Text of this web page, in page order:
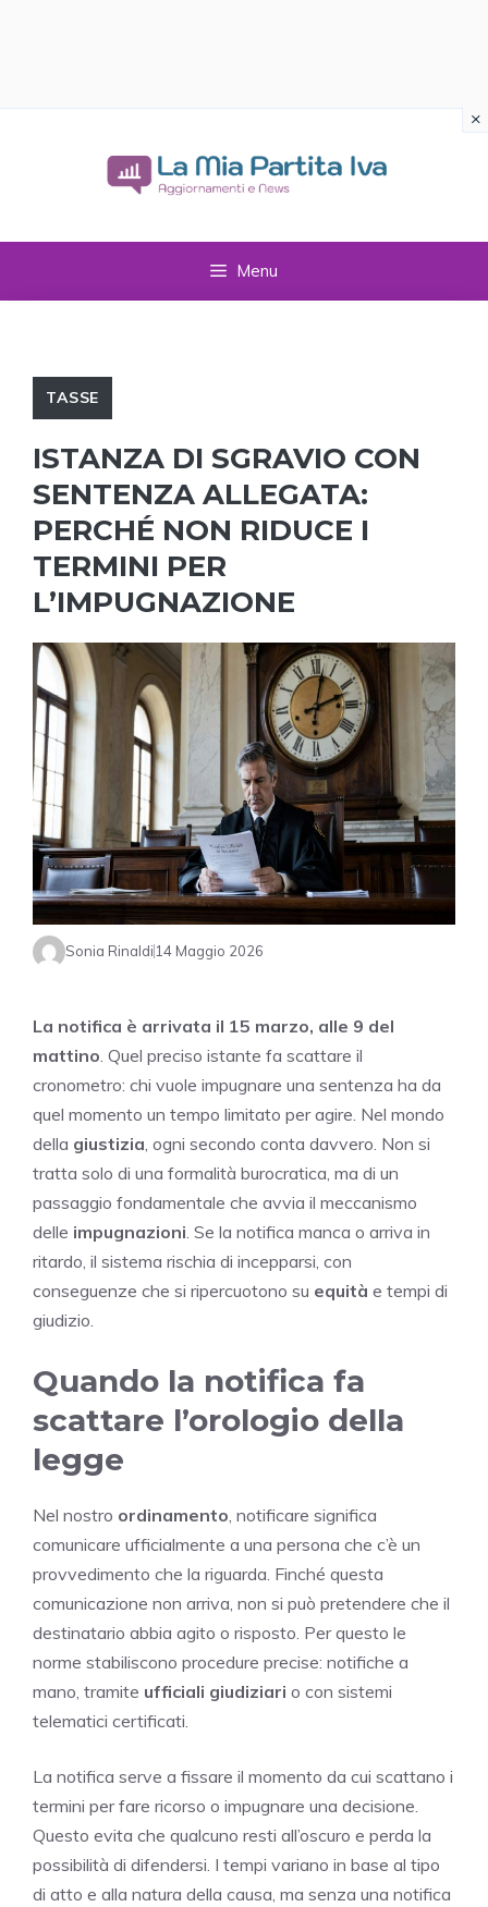
Menu
TASSE
ISTANZA DI SGRAVIO CON
SENTENZA ALLEGATA:
PERCHÉ NON RIDUCE I
TERMINI PER
L’IMPUGNAZIONE
Sonia Rinaldi 14 Maggio 2026
La notifica è arrivata il 15 marzo, alle 9 del
mattino . Quel preciso istante fa scattare il
cronometro: chi vuole impugnare una sentenza ha da
quel momento un tempo limitato per agire. Nel mondo
della giustizia , ogni secondo conta davvero. Non si
tratta solo di una formalità burocratica, ma di un
passaggio fondamentale che avvia il meccanismo
delle impugnazioni . Se la notifica manca o arriva in
ritardo, il sistema rischia di incepparsi, con
conseguenze che si ripercuotono su equità e tempi di
giudizio.
Quando la notifica fa
scattare l’orologio della
legge
Nel nostro ordinamento , notificare significa
comunicare ufficialmente a una persona che c’è un
provvedimento che la riguarda. Finché questa
comunicazione non arriva, non si può pretendere che il
destinatario abbia agito o risposto. Per questo le
norme stabiliscono procedure precise: notifiche a
mano, tramite ufficiali giudiziari o con sistemi
telematici certificati.
La notifica serve a fissare il momento da cui scattano i
termini per fare ricorso o impugnare una decisione.
Questo evita che qualcuno resti all’oscuro e perda la
possibilità di difendersi. I tempi variano in base al tipo
di atto e alla natura della causa, ma senza una notifica
×